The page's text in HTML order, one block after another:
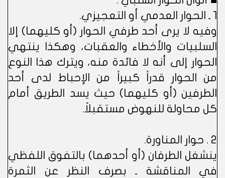
1 ـ الحوار العدمي أو التعجيزي.
وفيه لا يرى أحد طرفي الحوار (أو كليهما) إلا
السلبيات والأخطاء والعقبات، وهكذا ينتهي
الحوار إلى أنه لا فائدة منه، ويترك هذا النوع
من الحوار قدراً كبيراً من الإحباط لدى أحد
الطرفين (أو كليهما) حيث يسد الطريق أمام
كل محاولة للنهوض مستقبلاً.
2 . حوار المناورة.
ينشغل الطرفان (أو أحدهما) بالتفوق اللفظي
في المناقشة ـ بصرف النظر عن الثمرة